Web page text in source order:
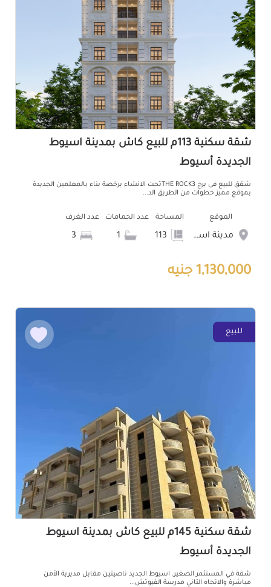
شقة سكنية 113م للبيع كاش بمدينة اسيوط
الجديدة أسيوط
شقق للبيع فى برج THE ROCK3تحت الانشاء برخصة بناء بالمعلمين الجديدة
بموقع مميز خطوات من الطريق الد...
الموقع
مدينة اسيوط الجديدة
المساحة عدد الحمامات عدد الغرف
1,130,000 جنيه
للبيع
شقة سكنية 145م للبيع كاش بمدينة اسيوط
الجديدة أسيوط
شقة في المستثمر الصغير. اسيوط الجديد ناصيتين مقابل مديرية الأمن
مباشرة والاتجاه التاني مدرسة الفيوتش...